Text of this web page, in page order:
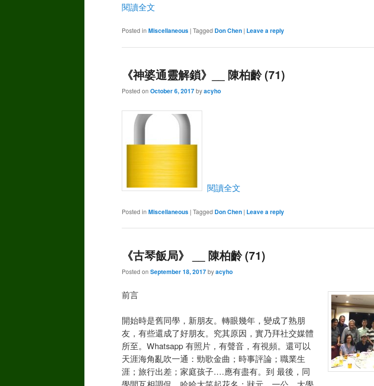
閱讀全文
Posted in Miscellaneous | Tagged Don Chen | Leave a reply
《神婆通靈解鎖》__ 陳柏齡 (71)
Posted on October 6, 2017byacyho
閱讀全文
Posted in Miscellaneous | Tagged Don Chen | Leave a reply
《古琴飯局》 __ 陳柏齡 (71)
Posted on September 18, 2017byacyho
前言
開始時是舊同學，新朋友。轉眼幾年，變成了熟朋
友，有些還成了好朋友。究其原因，實乃拜社交媒體
所至。Whatsapp 有照片，有聲音，有視頻。還可以
天涯海角亂吹一通：勁歌金曲；時事評論；職業生
涯；旅行出差；家庭孩子….應有盡有。到 最後，同